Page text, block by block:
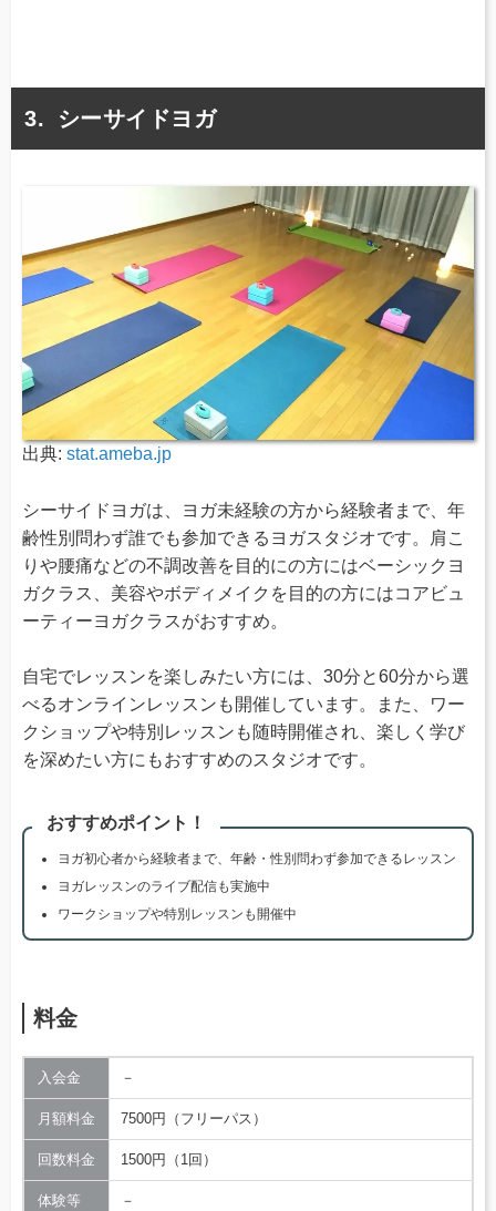
シーサイドヨガ
出典: stat.ameba.jp
シーサイドヨガは、ヨガ未経験の方から経験者まで、年
齢性別問わず誰でも参加できるヨガスタジオです。肩こ
りや腰痛などの不調改善を目的にの方にはベーシックヨ
ガクラス、美容やボディメイクを目的の方にはコアビュ
ーティーヨガクラスがおすすめ。
自宅でレッスンを楽しみたい方には、30分と60分から選
べるオンラインレッスンも開催しています。また、ワー
クショップや特別レッスンも随時開催され、楽しく学び
を深めたい方にもおすすめのスタジオです。
おすすめポイント！
ヨガ初心者から経験者まで、年齢・性別問わず参加できるレッスン
ヨガレッスンのライブ配信も実施中
ワークショップや特別レッスンも開催中
料金
入会金 －
月額料金 7500円（フリーパス）
回数料金 1500円（1回）
体験等 －